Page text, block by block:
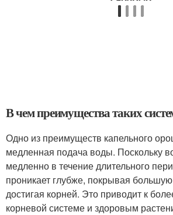
В чем преимущества таких
Одно из преимуществ капельного
медленная подача воды. Поскольку
медленно в течение длительного
проникает глубже, покрывая
достигая корней. Это приводит к
корневой системе и здоровым